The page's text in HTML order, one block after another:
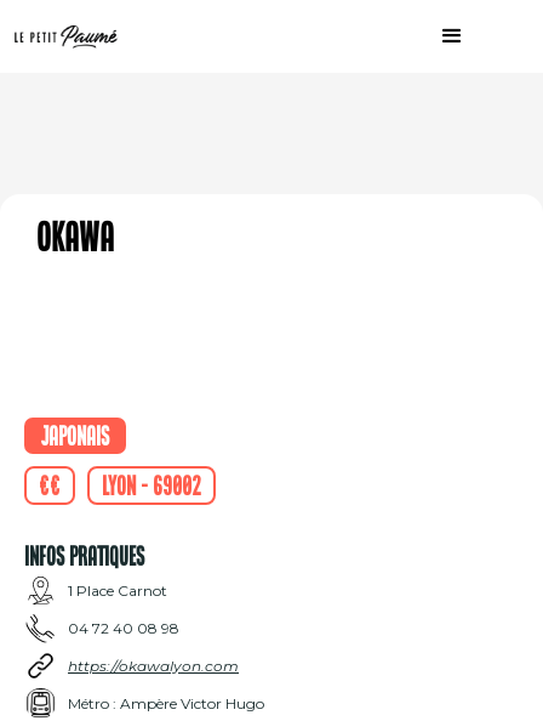
Okawa
Japonais
€€
Lyon - 69002
INFOS PRATIQUES
1 Place Carnot
04 72 40 08 98
https://okawalyon.com
Métro : Ampère Victor Hugo